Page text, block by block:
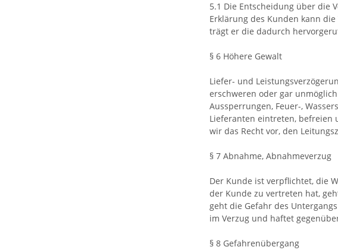
5.1 Die Entscheidung über die
Erklärung des Kunden kann
trägt er die dadurch
§ 6 Höhere Gewalt
Liefer- und
erschweren oder gar
Aussperrungen, Feuer-,
Lieferanten eintreten, befreien
wir das Recht vor, den
§ 7 Abnahme, Abnahmeverzug
Der Kunde ist verpflichtet, die
der Kunde zu vertreten hat,
geht die Gefahr des
im Verzug und haftet
§ 8 Gefahrenübergang